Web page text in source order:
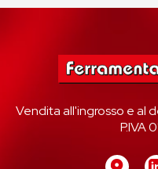
Vendita all'ingrosso e al
P.IVA